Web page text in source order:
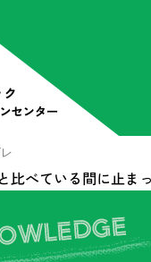
比べている間に止ま